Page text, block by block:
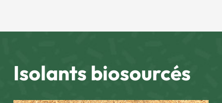
Isolants biosourcés